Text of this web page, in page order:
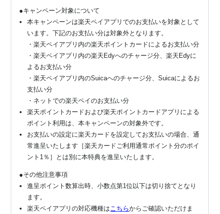
●キャンペーン対象について
本キャンペーンは楽天ペイアプリでのお支払いを対象として
います。下記のお支払い分は対象外となります。
・楽天ペイアプリ内の楽天ポイントカードによるお支払い分
・楽天ペイアプリ内の楽天Edyへのチャージ分、楽天Edyに
よるお支払い分
・楽天ペイアプリ内のSuicaへのチャージ分、Suicaによるお
支払い分
・ネットでの楽天ペイのお支払い分
楽天ポイントカードおよび楽天ポイントカードアプリによる
ポイント利用は、本キャンペーンの対象外です。
お支払いの設定に楽天カードを設定してお支払いの場合、通
常進呈いたします［楽天カードご利用通常ポイント分のポイ
ント1％］とは別に本特典を進呈いたします。
●その他注意事項
進呈ポイント数算出時、小数点第1位以下は切り捨てとなり
ます。
楽天ペイアプリの対応機種は こちらからご確認いただけま